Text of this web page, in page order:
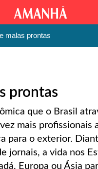
malas prontas
prontas
que o Brasil
mais profissionais
para o exterior.
jornais, a vida nos
Europa ou Ásia